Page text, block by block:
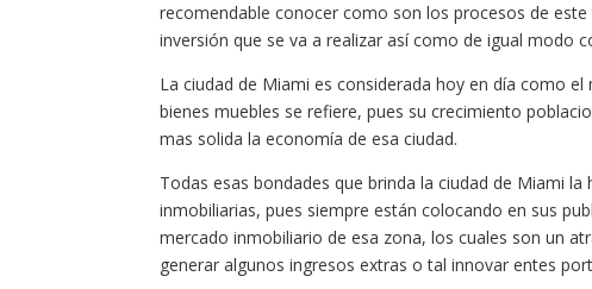
recomendable conocer como son los procesos de
inversión que se va a realizar así como de igual modo
La ciudad de Miami es considerada hoy en día como
bienes muebles se refiere, pues su crecimiento
mas solida la economía de esa ciudad.
Todas esas bondades que brinda la ciudad de Miami
inmobiliarias, pues siempre están colocando en sus
mercado inmobiliario de esa zona, los cuales son un
generar algunos ingresos extras o tal innovar entes